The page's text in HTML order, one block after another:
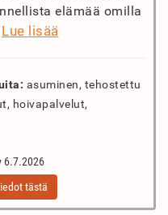
elämää omilla
Lue lisää
asuminen, tehostettu
hoivapalvelut,
6.7.2026
tästä